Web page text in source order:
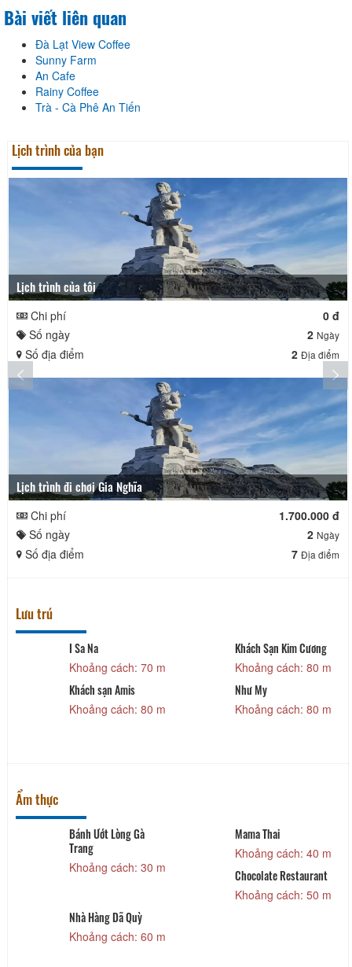
Bài viết liên quan
Đà Lạt View Coffee
Sunny Farm
An Cafe
Rainy Coffee
Trà - Cà Phê An Tiến
Lịch trình của bạn
Lịch trình của tôi
Chi phí
0 đ
Số ngày
2 Ngày
Số địa điểm 2 Địa điểm
Lịch trình đi chơi Gia Nghĩa
Chi phí
1.700.000 đ
Số ngày
2 Ngày
Số địa điểm 7 Địa điểm
Lưu trú
I Sa Na
Khoảng cách: 70 m
Khách Sạn Kim Cương
Khoảng cách: 80 m
Khách sạn Amis
Khoảng cách: 80 m
Như My
Khoảng cách: 80 m
Ẩm thực
Bánh Ướt Lòng Gà
Trang
Khoảng cách: 30 m
Mama Thai
Khoảng cách: 40 m
Chocolate Restaurant
Khoảng cách: 50 m
Nhà Hàng Dã Quỳ
Khoảng cách: 60 m